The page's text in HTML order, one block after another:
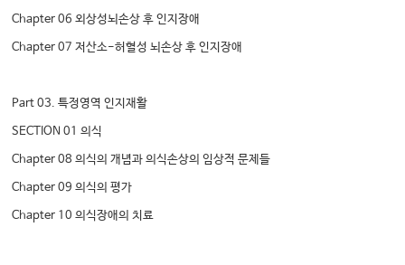
Chapter 06 외상성뇌손상 후 인지장애
Chapter 07 저산소-허혈성 뇌손상 후 인지장애
Part 03. 특정영역 인지재활
SECTION 01 의식
Chapter 08 의식의 개념과 의식손상의 임상적 문제들
Chapter 09 의식의 평가
Chapter 10 의식장애의 치료